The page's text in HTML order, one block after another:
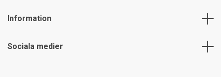
Information
Sociala medier